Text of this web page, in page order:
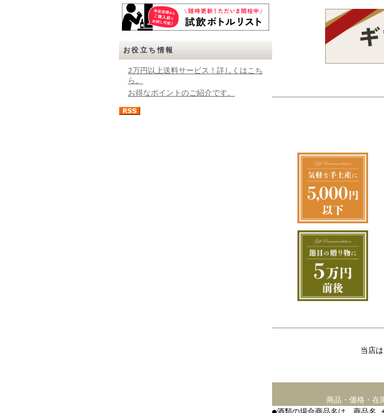
お役立ち情報
2万円以上送料サービス！詳しくはこち
ら。
お得なポイントのご紹介です。
当店
商品・価格・在